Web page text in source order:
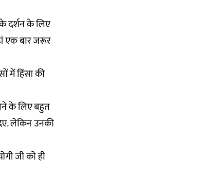
दर्शन के लिए
एक बार जरूर
में हिंसा की
के लिए बहुत
लेकिन उनकी
जी को ही